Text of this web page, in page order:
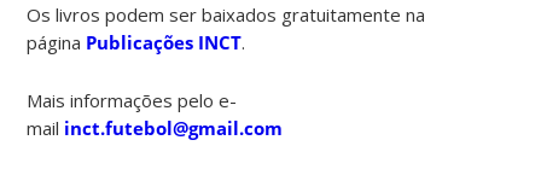
Os livros podem ser baixados gratuitamente na
página Publicações INCT.
Mais informações pelo e-
mail inct.futebol@gmail.com